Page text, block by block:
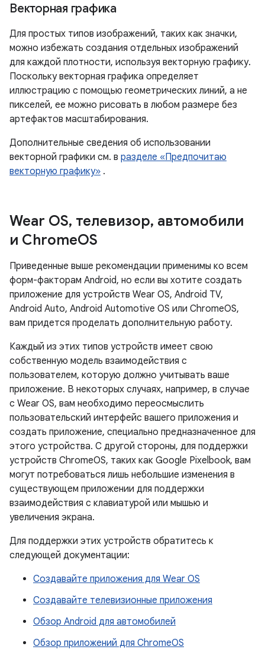
Векторная графика
Для простых типов изображений, таких как значки,
можно избежать создания отдельных изображений
для каждой плотности, используя векторную графику.
Поскольку векторная графика определяет
иллюстрацию с помощью геометрических линий, а не
пикселей, ее можно рисовать в любом размере без
артефактов масштабирования.
Дополнительные сведения об использовании
векторной графики см. в разделе «Предпочитаю
векторную графику» .
Wear OS, телевизор, автомобили
и ChromeOS
Приведенные выше рекомендации применимы ко всем
форм-факторам Android, но если вы хотите создать
приложение для устройств Wear OS, Android TV,
Android Auto, Android Automotive OS или ChromeOS,
вам придется проделать дополнительную работу.
Каждый из этих типов устройств имеет свою
собственную модель взаимодействия с
пользователем, которую должно учитывать ваше
приложение. В некоторых случаях, например, в случае
с Wear OS, вам необходимо переосмыслить
пользовательский интерфейс вашего приложения и
создать приложение, специально предназначенное для
этого устройства. С другой стороны, для поддержки
устройств ChromeOS, таких как Google Pixelbook, вам
могут потребоваться лишь небольшие изменения в
существующем приложении для поддержки
взаимодействия с клавиатурой или мышью и
увеличения экрана.
Для поддержки этих устройств обратитесь к
следующей документации:
Создавайте приложения для Wear OS
Создавайте телевизионные приложения
Обзор Android для автомобилей
Обзор приложений для ChromeOS